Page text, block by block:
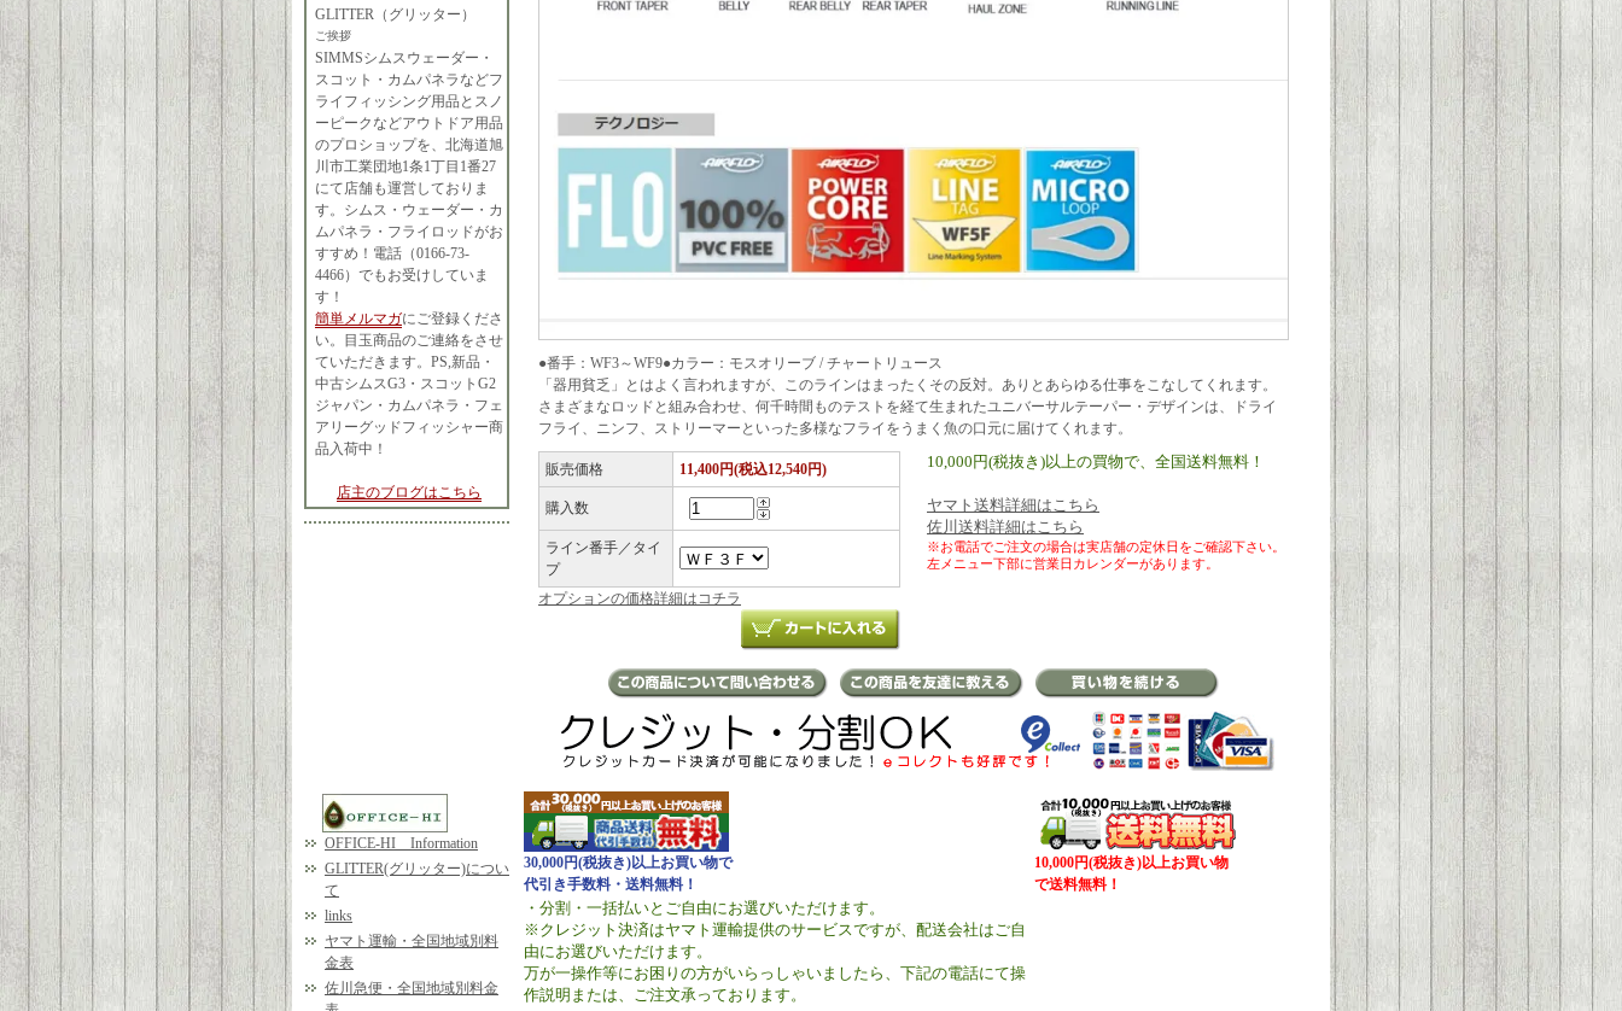
GLITTER（グリッター）
ご挨拶
SIMMSシムスウェーダー・
スコット・カムパネラなどフ
ライフィッシング用品とスノ
ーピークなどアウトドア用品
のプロショップを、北海道旭
川市工業団地1条1丁目1番27
にて店舗も運営しておりま
す。シムス・ウェーダー・カ
ムパネラ・フライロッドがお
すすめ！電話（0166-73-
4466）でもお受けしていま
す！
簡単メルマガにご登録くださ
い。目玉商品のご連絡をさせ
ていただきます。PS,新品・
中古シムスG3・スコットG2
ジャパン・カムパネラ・フェ
アリーグッドフィッシャー商
品入荷中！
店主のブログはこちら
OFFICE-HI Information
GLITTER(グリッター)につい
て
links
ヤマト運輸・全国地域別料
金表
佐川急便・全国地域別料金
●番手：WF3～WF9●カラー：モスオリーブ / チャートリュース
「器用貧乏」とはよく言われますが、このラインはまったくその反対。ありとあらゆる仕事をこなしてくれます。
さまざまなロッドと組み合わせ、何千時間ものテストを経て生まれたユニバーサルテーパー・デザインは、ドライ
フライ、ニンフ、ストリーマーといった多様なフライをうまく魚の口元に届けてくれます。
販売価格 11,400円(税込12,540円)
購入数
ライン番手／タイ
プ
オプションの価格詳細はコチラ
10,000円(税抜き)以上の買物で、全国送料無料！
ヤマト送料詳細はこちら
佐川送料詳細はこちら
※お電話でご注文の場合は実店舗の定休日をご確認下さい。
左メニュー下部に営業日カレンダーがあります。
30,000円(税抜き)以上お買い物で
代引き手数料・送料無料！
10,000円(税抜き)以上お買い物
で送料無料！
・分割・一括払いとご自由にお選びいただけます。
※クレジット決済はヤマト運輸提供のサービスですが、配送会社はご自
由にお選びいただけます。
万が一操作等にお困りの方がいらっしゃいましたら、下記の電話にて操
作説明または、ご注文承っております。